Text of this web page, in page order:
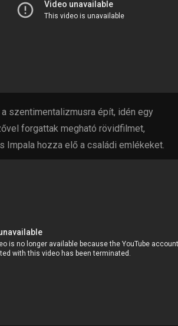
szentimentalizmusra épít, idén egy
forgattak megható rövidfilmet,
Impala hozza elő a családi emlékeket.